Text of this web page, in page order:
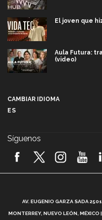
El joven que
Aula Futura:
(video)
2026! (video)
¿Cómo es el
CAMBIAR IDIOMA
ES
Síguenos
AV. EUGENIO GARZA SADA
MONTERREY, NUEVO LEÓN,